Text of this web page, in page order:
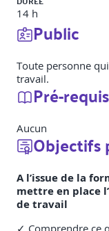
14 h
Public
Toute personne
travail.
Pré-requis
Aucun
Objectifs
A l’issue de la
mettre en place
de travail